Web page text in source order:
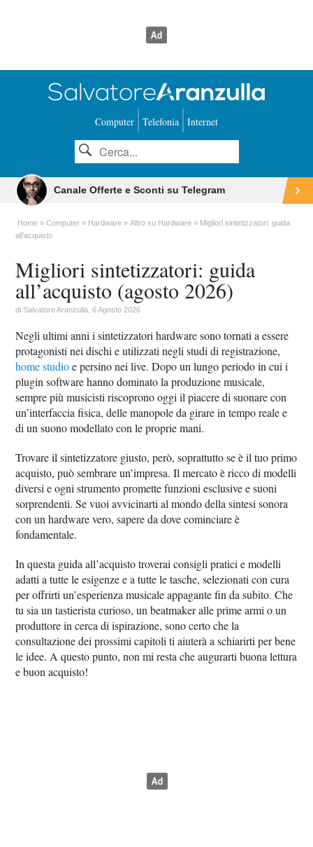
Computer Telefonia Internet
Canale Offerte e Sconti su Telegram
Home Computer Hardware Altro su Hardware
Migliori sintetizzatori: guida
all’acquisto
Migliori sintetizzatori: guida
all’acquisto (agosto 2026)
diSalvatore Aranzulla , 6 Agosto 2026
Negli ultimi anni i sintetizzatori hardware sono tornati a essere
protagonisti nei dischi e utilizzati negli studi di registrazione,
home studioe persino nei live. Dopo un lungo periodo in cui i
plugin software hanno dominato la produzione musicale,
sempre più musicisti riscoprono oggi il piacere di suonare con
un’interfaccia fisica, delle manopole da girare in tempo reale e
di un suono modellato con le proprie mani.
Trovare il sintetizzatore giusto, però, soprattutto se è il tuo primo
acquisto, può sembrare un’impresa. Il mercato è ricco di modelli
diversi e ogni strumento promette funzioni esclusive e suoni
sorprendenti. Se vuoi avvicinarti al mondo della sintesi sonora
con un hardware vero, sapere da dove cominciare è
fondamentale.
In questa guida all’acquisto troverai consigli pratici e modelli
adatti a tutte le esigenze e a tutte le tasche, selezionati con cura
per offrirti un’esperienza musicale appagante fin da subito. Che
tu sia un tastierista curioso, un beatmaker alle prime armi o un
produttore in cerca di ispirazione, sono certo che la
consultazione dei prossimi capitoli ti aiuterà a schiarirti per bene
le idee. A questo punto, non mi resta che augurarti buona lettura
e buon acquisto!